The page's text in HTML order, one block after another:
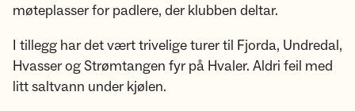
møteplasser for padlere, der klubben deltar.
I tillegg har det vært trivelige turer til Fjorda, Undredal,
Hvasser og Strømtangen fyr på Hvaler. Aldri feil med
litt saltvann under kjølen.